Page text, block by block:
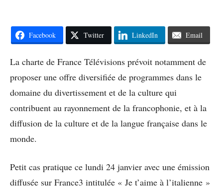
Facebook Twitter LinkedIn Email
La charte de France Télévisions prévoit notamment de
proposer une offre diversifiée de programmes dans le
domaine du divertissement et de la culture qui
contribuent au rayonnement de la francophonie, et à la
diffusion de la culture et de la langue française dans le
monde.
Petit cas pratique ce lundi 24 janvier avec une émission
diffusée sur France3 intitulée « Je t’aime à l’italienne »